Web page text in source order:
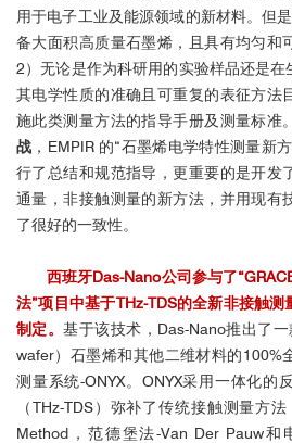
用于电子工业及能源领域的新材料。但
备大面积高质量石墨烯，且具有均匀和
2）无论是作为科研用的实验样品还是
其电学性质的准确且可重复的表征方法
施此类测量方法的指导手册及测量标准。
战 ，EMPIR 的“石墨烯电学特性测量新
行了总结和规范指导，更重要的是开发
通量，非接触测量的新方法，并用现有
了很好的一致性。
西班牙Das-Nano公司参与了
法”项目中基于THz-TDS的全新非接触
制定。基于该技术，Das-Nano推出了
wafer）石墨烯和其他二维材料的100%
测量系统-ONYX。ONYX采用一体化的
（THz-TDS）弥补了传统接触测量方
Method，范德堡法-Van Der Pauw和
合作伙伴